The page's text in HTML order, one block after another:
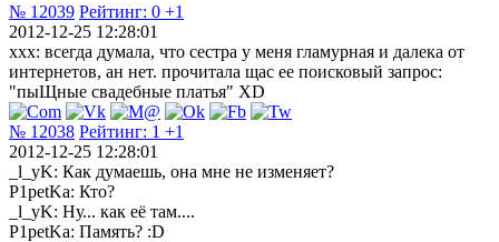
№ 12039 Рейтинг: 0 +1
2012-12-25 12:28:01
ххх: всегда думала, что сестра у меня гламурная и далека от
интернетов, ан нет. прочитала щас ее поисковый запрос:
"пыЩные свадебные платья" XD
№ 12038 Рейтинг: 1 +1
2012-12-25 12:28:01
_l_yK: Как думаешь, она мне не изменяет?
P1petKa: Кто?
_l_yK: Ну... как её там....
P1petKa: Память? :D